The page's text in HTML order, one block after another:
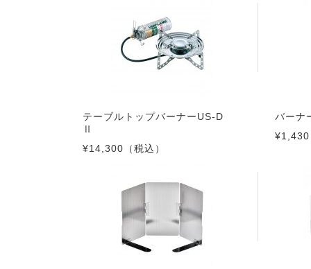
テーブルトップバーナーUS-D
Ⅱ
¥14,300 （税込）
バー
¥1,430